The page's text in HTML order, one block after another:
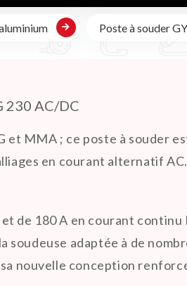
Poste à souder
230 AC/DC
MMA ; ce poste à souder
en courant alternatif
de 180 A en courant
soudeuse adaptée à de
nouvelle conception